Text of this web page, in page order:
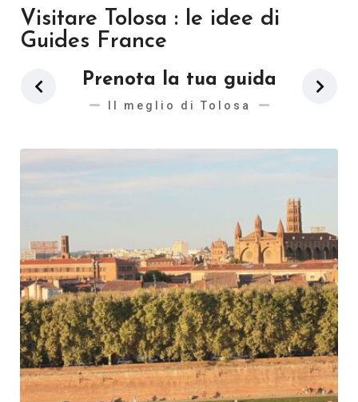
Visitare Tolosa : le idee di
Guides France
Prenota la tua guida
Il meglio di Tolosa